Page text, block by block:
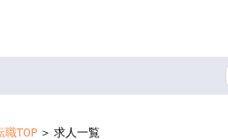
TOP ＞ 求人一覧